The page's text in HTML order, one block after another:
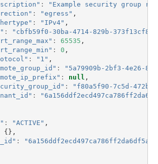
:
"Example security group
: "egress" ,
: "IPv4" ,
:
"cbfb59f0-30ba-4714-829b-
: 65535 ,
: 0 ,
: "1" ,
:
"5a79909b-2bf3-4e26-
: null ,
:
"f80a5f90-7c5d-472b-
:
: "ACTIVE" ,
{},
: